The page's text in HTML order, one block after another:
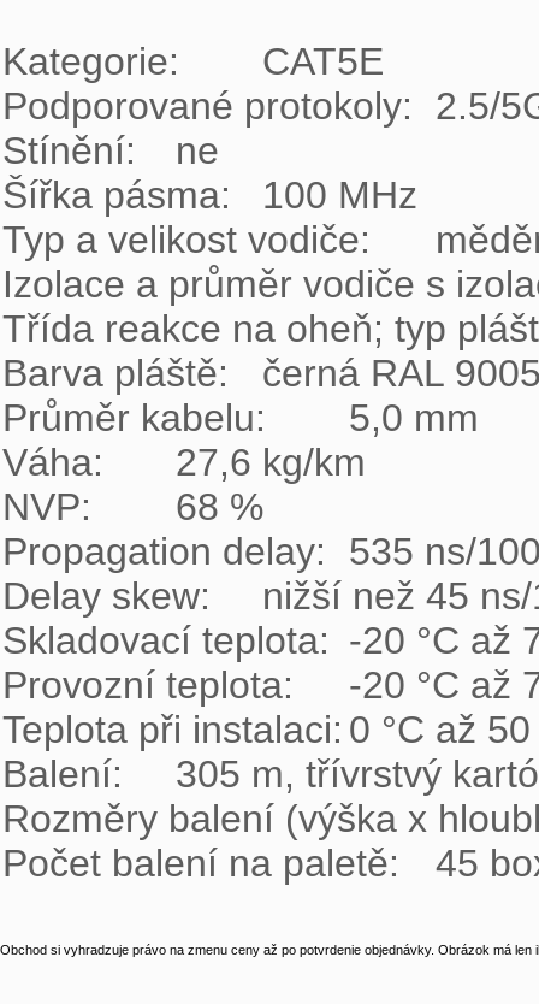
Kategorie:	CAT5E
Podporované protokoly:	2.5/5GBASE-T a nižší
Stínění:	ne
Šířka pásma:	100 MHz
Typ a velikost vodiče:	měděný drát 0,50 mm ± 0,005 mm
Izolace a průměr vodiče s izolací:	HDPE 0,88
Třída reakce na oheň; typ pláště:	Fca;
Barva pláště:	černá RAL 9005
Průměr kabelu:	5,0 mm
Váha:	27,6 kg/km
NVP:	68 %
Propagation delay:	535 ns/100 m
Delay skew:	nižší než 45 ns/100 m
Skladovací teplota:	-20 °C až 70 °C
Provozní teplota:	-20 °C až 70 °C
Teplota při instalaci:	0 °C až 50 °C
Balení:	305 m, třívrstvý kartónový box
Rozměry balení (výška x hloubka x šířka):	380 mm
Počet balení na
Obchod si vyhradzuje právo na zmenu ceny až po potvrdenie objednávky. Obrázok má len